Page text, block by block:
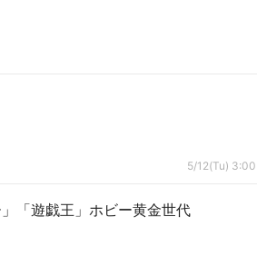
5/12(Tu) 3:00
「遊戯王」ホビー黄金世代